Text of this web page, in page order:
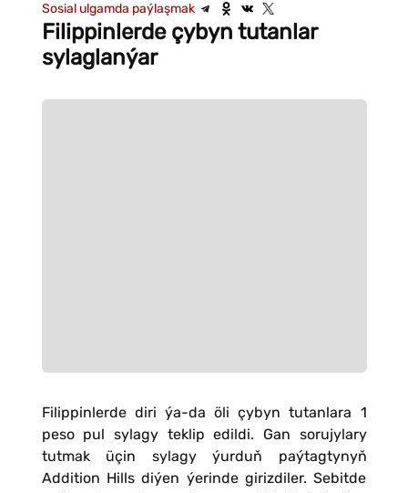
Sosial ulgamda paýlaşmak
Filippinlerde çybyn tutanlar
sylaglanýar
Filippinlerde diri ýa-da öli çybyn tutanlara 1
peso pul sylagy teklip edildi. Gan sorujylary
tutmak üçin sylagy ýurduň paýtagtynyň
Addition Hills diýen ýerinde girizdiler. Sebitde